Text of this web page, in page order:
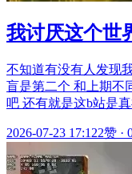
我讨厌这个世
不知道有没有人发现
盲是第二个 和上期不
吧 还有就是这b站是
2026-07-23 17:122赞 ·